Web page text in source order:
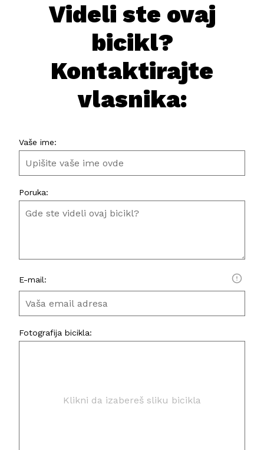
Videli ste ovaj
bicikl?
Kontaktirajte
vlasnika:
Vaše ime:
Poruka:
E-mail:
Fotografija bicikla:
Klikni da izabereš sliku bicikla